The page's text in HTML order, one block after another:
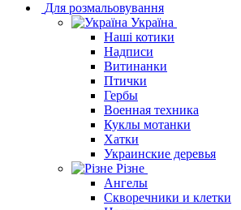
Для розмальовування
Україна
Наші котики
Надписи
Витинанки
Птички
Гербы
Военная техника
Куклы мотанки
Хатки
Украинские деревья
Різне
Ангелы
Скворечники и клетки